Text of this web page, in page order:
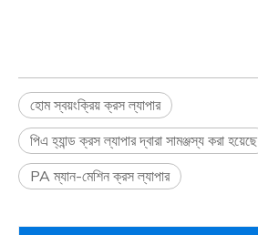
হোম স্বয়ংক্রিয় ক্রস ল্যাপার
পিএ হ্যান্ড ক্রস ল্যাপার দ্বারা সামঞ্জস্য করা হয়েছে
PA ম্যান-মেশিন ক্রস ল্যাপার